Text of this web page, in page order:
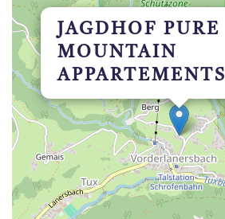
JAGDHOF PURE
MOUNTAIN